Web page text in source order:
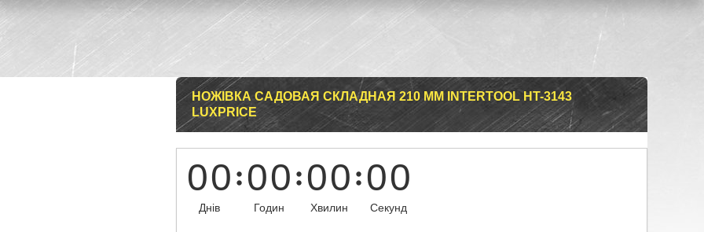
НОЖІВКА САДОВАЯ СКЛАДНАЯ 210 ММ INTERTOOL HT-3143
LUXPRICE
00
Днів
00
Годин
00
Хвилин
00
Секунд